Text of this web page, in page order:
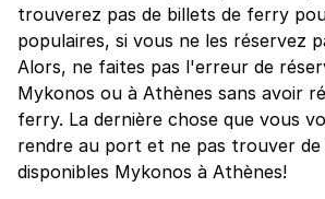
trouverez pas de billets de ferry
populaires, si vous ne les réservez
Alors, ne faites pas l'erreur de
Mykonos ou à Athènes sans avoir
ferry. La dernière chose que vous
rendre au port et ne pas trouver de
disponibles Mykonos à Athènes!